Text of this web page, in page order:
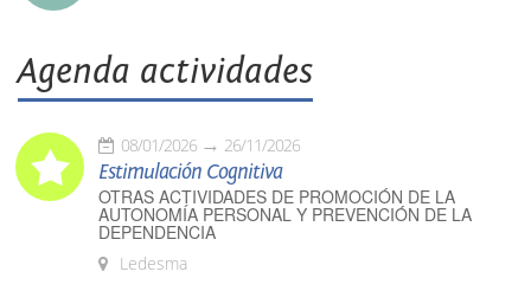
Agenda actividades
08/01/2026 26/11/2026
Estimulación Cognitiva
OTRAS ACTIVIDADES DE PROMOCIÓN DE LA
AUTONOMÍA PERSONAL Y PREVENCIÓN DE LA
DEPENDENCIA
Ledesma